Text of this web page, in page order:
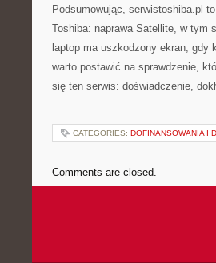
Podsumowując, serwistoshiba.pl
Toshiba: naprawa Satellite, w tym
laptop ma uszkodzony ekran, gdy
warto postawić na sprawdzenie,
się ten serwis: doświadczenie,
CATEGORIES: DOFINANSOWANIA I
Comments are closed.